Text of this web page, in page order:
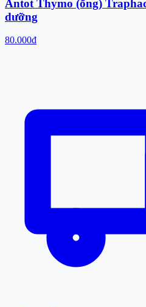
Antot Thymo (ống)
dưỡng
80.000đ